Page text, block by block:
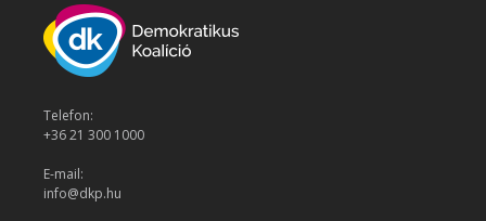
Telefon:
+36 21 300 1000
E-mail:
info@dkp.hu